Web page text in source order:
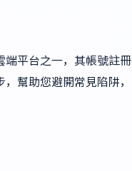
端平台之一，其帳號註冊
幫助您避開常見陷阱，